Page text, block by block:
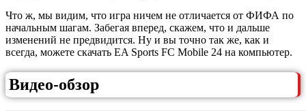
Что ж, мы видим, что игра ничем не отличается от ФИФА по
начальным шагам. Забегая вперед, скажем, что и дальше
изменений не предвидится. Ну и вы точно так же, как и
всегда, можете скачать EA Sports FC Mobile 24 на компьютер.
Видео-обзор